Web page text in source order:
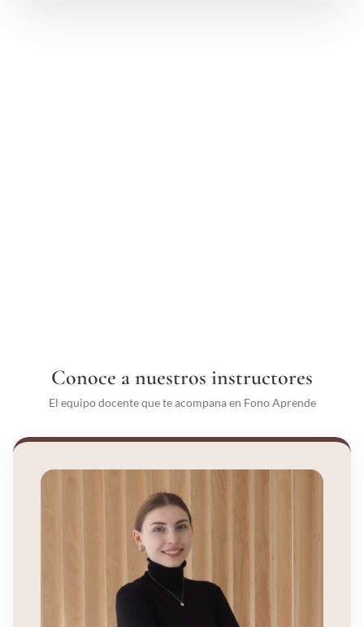
Conoce a nuestros instructores
El equipo docente que te acompana en Fono Aprende